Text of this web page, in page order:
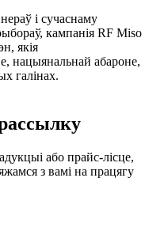
і сучаснаму
кампанія RF Miso
якія
нацыянальнай абароне,
галінах.
або прайс-лісце,
з вамі на працягу